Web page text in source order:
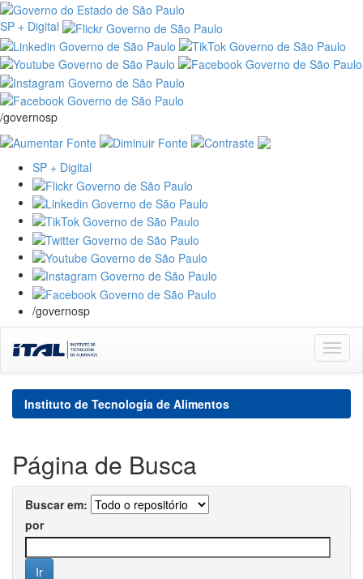
SP + Digital
/governosp
SP + Digital
/governosp
navigation
Instituto de Tecnologia de Alimentos
Página de Busca
Buscar em:
por